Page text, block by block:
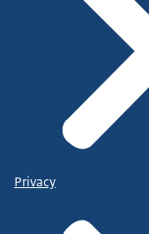
Privacy